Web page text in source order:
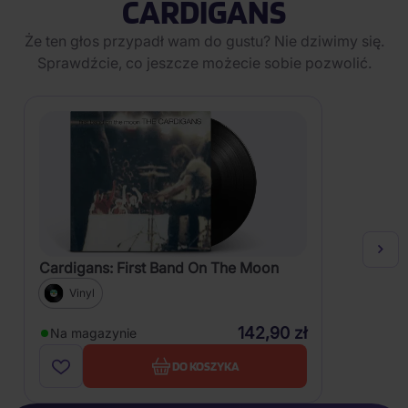
CARDIGANS
Że ten głos przypadł wam do gustu? Nie dziwimy się.
Sprawdźcie, co jeszcze możecie sobie pozwolić.
Cardigans: First Band On The Moon
Vinyl
Na magazynie 142,90 zł
DO KOSZYKA